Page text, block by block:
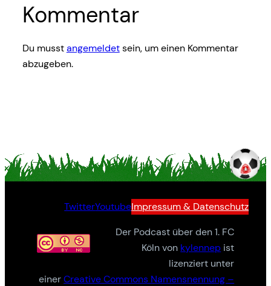
Kommentar
Du musstangemeldetsein, um einen Kommentar
abzugeben.
TwitterYoutubeImpressum & Datenschutz
Der Podcast über den 1. FC
Köln von kylennep ist
lizenziert unter
einerCreative Commons Namensnennung –